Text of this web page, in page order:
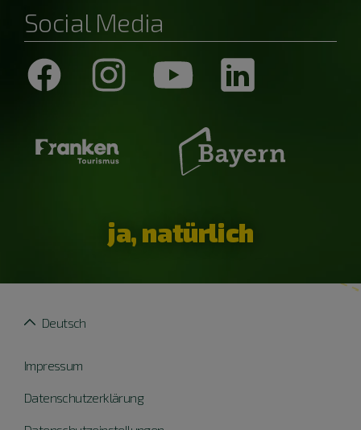
Social Media
ja, natürlich
Impressum
Datenschutzerklärung
Deutsch